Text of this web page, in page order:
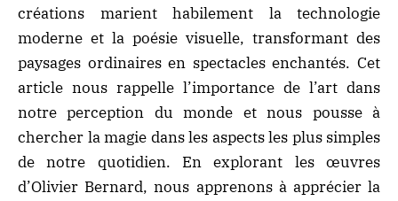
créations marient habilement la technologie
moderne et la poésie visuelle, transformant des
paysages ordinaires en spectacles enchantés. Cet
article nous rappelle l’importance de l’art dans
notre perception du monde et nous pousse à
chercher la magie dans les aspects les plus simples
de notre quotidien. En explorant les œuvres
d’Olivier Bernard, nous apprenons à apprécier la